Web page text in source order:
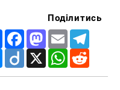
Поділитись
Share FacebookMastodon
Email
Messenger
Diigo X WhatsApp